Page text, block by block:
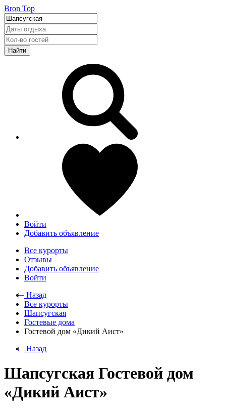
Bron Top
Найти
Войти
Добавить объявление
Все курорты
Отзывы
Добавить объявление
Войти
⃪ Назад
Все курорты
Шапсугская
Гостевые дома
Гостевой дом «Дикий Аист»
⃪ Назад
Шапсугская Гостевой дом
«Дикий Аист»